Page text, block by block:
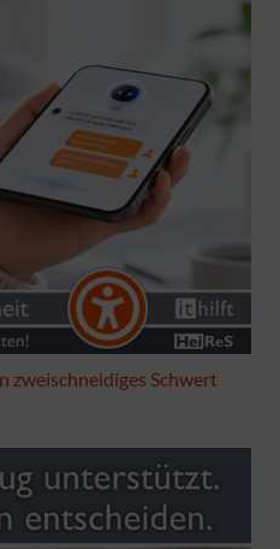
zweischneidiges Schwert